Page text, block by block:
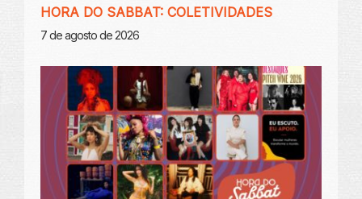
HORA DO SABBAT: COLETIVIDADES
7 de agosto de 2026